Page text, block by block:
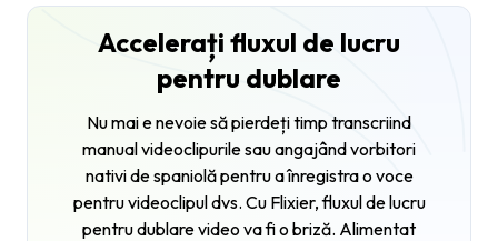
Accelerați fluxul de lucru
pentru dublare
Nu mai e nevoie să pierdeți timp transcriind
manual videoclipurile sau angajând vorbitori
nativi de spaniolă pentru a înregistra o voce
pentru videoclipul dvs. Cu Flixier, fluxul de lucru
pentru dublare video va fi o briză. Alimentat